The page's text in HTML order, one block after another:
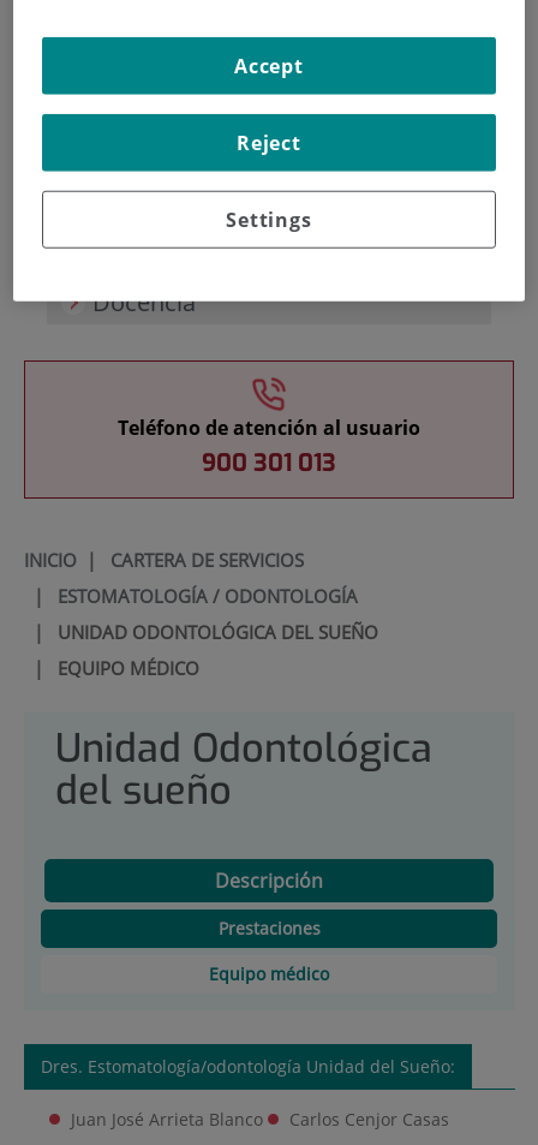
Investigación
Docencia
Teléfono de atención al usuario
900 301 013
INICIO| CARTERA DE SERVICIOS
| ESTOMATOLOGÍA / ODONTOLOGÍA
| UNIDAD ODONTOLÓGICA DEL SUEÑO
| EQUIPO MÉDICO
Unidad Odontológica
del sueño
Descripción
Prestaciones
Equipo médico
Dres. Estomatología/odontología Unidad del Sueño:
Juan José Arrieta Blanco
Carlos Cenjor Casas
Settings
Reject
Accept